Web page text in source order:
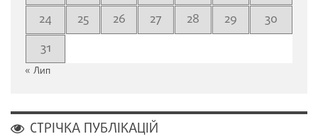
24
25 26 27 28 29
30
31
« Лип
СТРІЧКА ПУБЛІКАЦІЙ